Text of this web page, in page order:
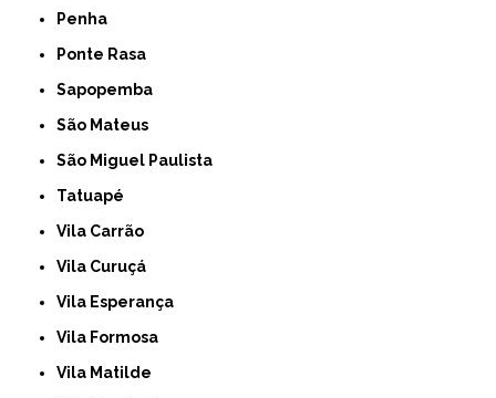
Penha
Ponte Rasa
Sapopemba
São Mateus
São Miguel Paulista
Tatuapé
Vila Carrão
Vila Curuçá
Vila Esperança
Vila Formosa
Vila Matilde